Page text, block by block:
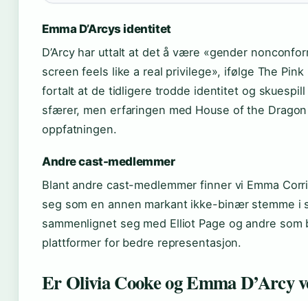
Emma D’Arcys identitet
D’Arcy har uttalt at det å være «gender
screen feels like a real privilege», ifølge The Pink
fortalt at de tidligere trodde identitet og
sfærer, men erfaringen med House of the
oppfatningen.
Andre cast-medlemmer
Blant andre cast-medlemmer finner vi Emma
seg som en annen markant ikke-binær stemme i
sammenlignet seg med Elliot Page og andre som
plattformer for bedre representasjon.
Er Olivia Cooke og Emma D’Arcy